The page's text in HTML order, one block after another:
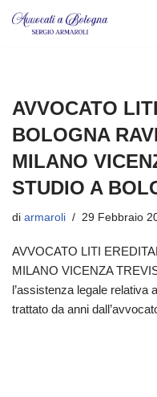
AVVOCATO
BOLOGNA
MILANO
STUDIO A
di armaroli 29 Febbraio
AVVOCATO LITI
MILANO VICENZA
l’assistenza legale relativa
trattato da anni